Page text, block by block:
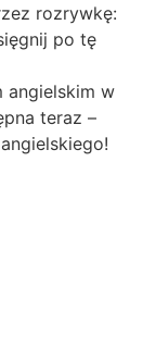
rozrywkę:
po tę
angielskim w
teraz –